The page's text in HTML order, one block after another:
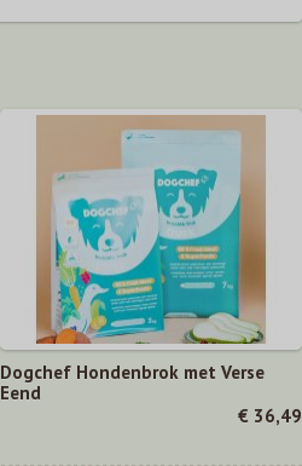
Dogchef Hondenbrok met Verse
Eend
€ 36,49